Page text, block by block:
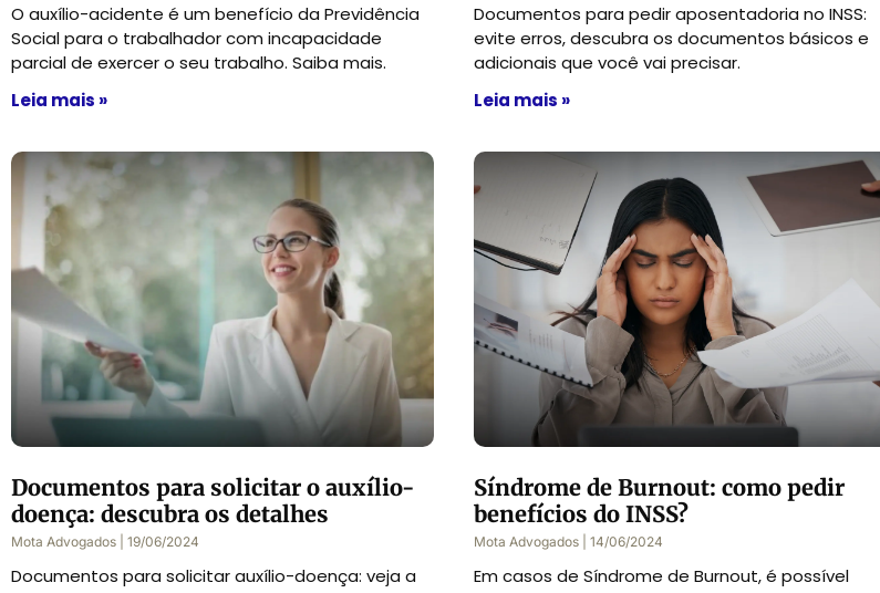
O auxílio-acidente é um benefício da Previdência
Social para o trabalhador com incapacidade
parcial de exercer o seu trabalho. Saiba mais.
Leia mais »
Documentos para pedir aposentadoria no INSS:
evite erros, descubra os documentos básicos e
adicionais que você vai precisar.
Leia mais »
Documentos para solicitar o auxílio-
doença: descubra os detalhes
Mota Advogados 19/06/2024
Documentos para solicitar auxílio-doença: veja a
Síndrome de Burnout: como pedir
benefícios do INSS?
Mota Advogados 14/06/2024
Em casos de Síndrome de Burnout, é possível